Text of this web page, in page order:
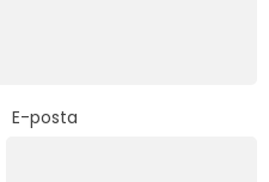
E-posta